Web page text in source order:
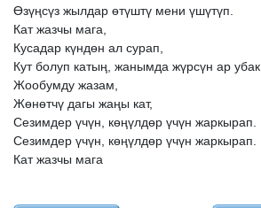
Өзүңсүз жылдар өтүштү мени үшүтүп.
Кат жазчы мага,
Кусадар күндөн ал сурап,
Кут болуп катың, жанымда жүрсүн ар убак.
Жообумду жазам,
Жөнөтчү дагы жаңы кат,
Сезимдер үчүн, көңүлдөр үчүн жаркырап.
Сезимдер үчүн, көңүлдөр үчүн жаркырап.
Кат жазчы мага